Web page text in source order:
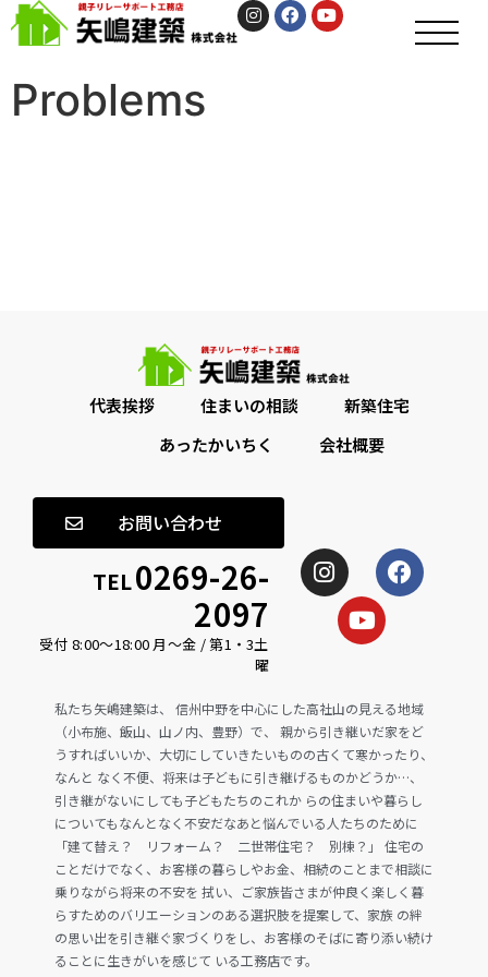
Problems
代表挨拶 住まいの相談
新築住宅
あったかいちく
会社概要
お問い合わせ
TEL0269-26-
2097
受付 8:00〜18:00 月〜金 / 第1・3土
曜
私たち矢嶋建築は、 信州中野を中心にした高社山の見える地域
（小布施、飯山、山ノ内、豊野）で、 親から引き継いだ家をど
うすればいいか、大切にしていきたいものの古くて寒かったり、
なんと なく不便、将来は子どもに引き継げるものかどうか…、
引き継がないにしても子どもたちのこれか らの住まいや暮らし
についてもなんとなく不安だなあと悩んでいる人たちのために
「建て替え？ リフォーム？ 二世帯住宅？ 別棟？」 住宅の
ことだけでなく、お客様の暮らしやお金、相続のことまで相談に
乗りながら将来の不安を 拭い、ご家族皆さまが仲良く楽しく暮
らすためのバリエーションのある選択肢を提案して、家族 の絆
の思い出を引き継ぐ家づくりをし、お客様のそばに寄り添い続け
ることに生きがいを感じて いる工務店です。